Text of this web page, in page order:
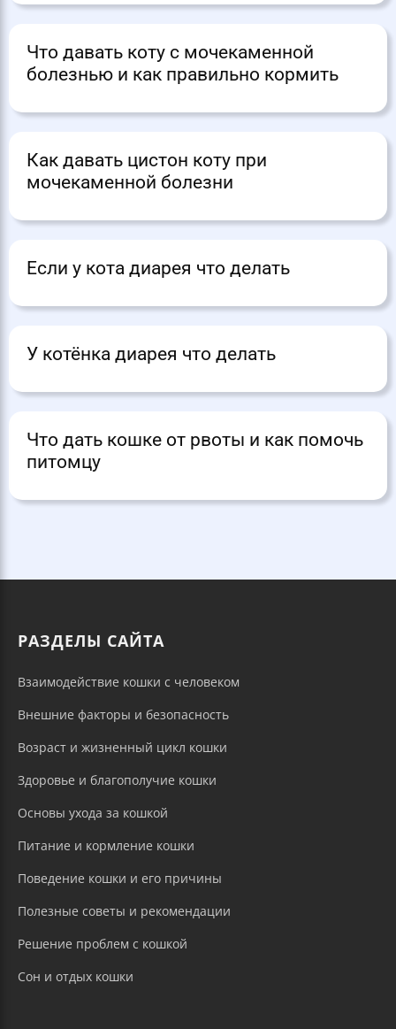
Что давать коту с мочекаменной
болезнью и как правильно кормить
Как давать цистон коту при
мочекаменной болезни
Если у кота диарея что делать
У котёнка диарея что делать
Что дать кошке от рвоты и как помочь
питомцу
РАЗДЕЛЫ САЙТА
Взаимодействие кошки с человеком
Внешние факторы и безопасность
Возраст и жизненный цикл кошки
Здоровье и благополучие кошки
Основы ухода за кошкой
Питание и кормление кошки
Поведение кошки и его причины
Полезные советы и рекомендации
Решение проблем с кошкой
Сон и отдых кошки